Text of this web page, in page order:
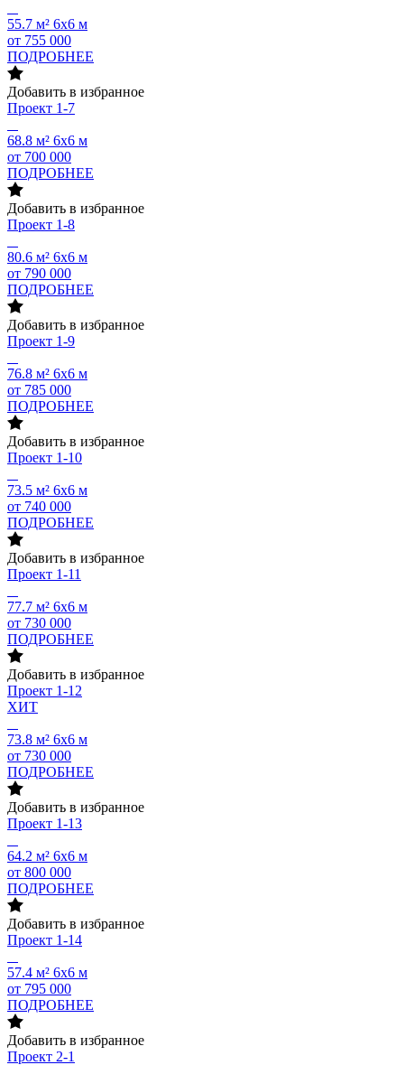
55.7 м² 6х6 м
от 755 000
ПОДРОБНЕЕ
Добавить в избранное
Проект 1-7
68.8 м² 6х6 м
от 700 000
ПОДРОБНЕЕ
Добавить в избранное
Проект 1-8
80.6 м² 6х6 м
от 790 000
ПОДРОБНЕЕ
Добавить в избранное
Проект 1-9
76.8 м² 6х6 м
от 785 000
ПОДРОБНЕЕ
Добавить в избранное
Проект 1-10
73.5 м² 6х6 м
от 740 000
ПОДРОБНЕЕ
Добавить в избранное
Проект 1-11
77.7 м² 6х6 м
от 730 000
ПОДРОБНЕЕ
Добавить в избранное
Проект 1-12
ХИТ
73.8 м² 6х6 м
от 730 000
ПОДРОБНЕЕ
Добавить в избранное
Проект 1-13
64.2 м² 6х6 м
от 800 000
ПОДРОБНЕЕ
Добавить в избранное
Проект 1-14
57.4 м² 6х6 м
от 795 000
ПОДРОБНЕЕ
Добавить в избранное
Проект 2-1